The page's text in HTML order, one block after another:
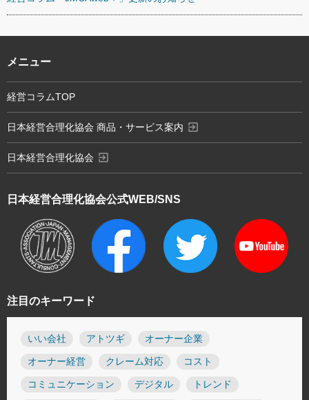
注目のキーワード
いい会社 アトツギ オーナー企業
オーナー経営 クレーム対応 コスト
コミュニケーション デジタル トレンド
日本経営合理化協会公式WEB/SNS
メニュー
経営コラムTOP
日本経営合理化協会 商品・サービス案内 exit_to_app
日本経営合理化協会 exit_to_app